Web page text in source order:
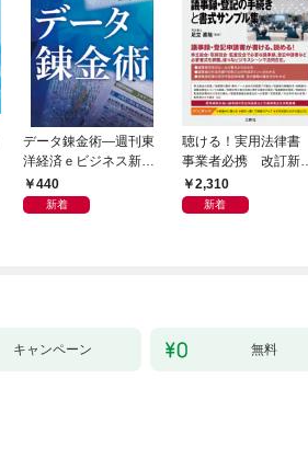
データ錬金術―週刊東
洋経済ｅビジネス新書
Ｎo.493
440
新着
聴ける！実用法律書
事業者必携 改訂新
版 中小企業のための
株式会社【株主総会・
2,310
新着
キャンペーン 無料